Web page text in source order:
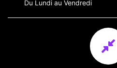
Du Lundi au Vendredi